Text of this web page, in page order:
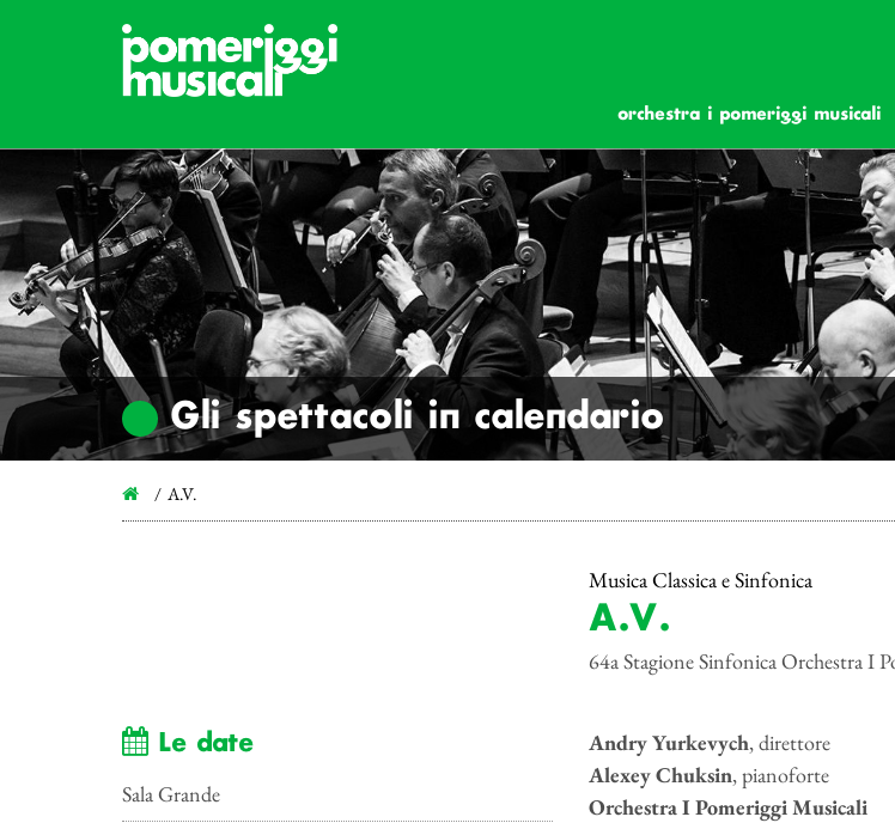
orchestra i pomeriggi musicali
Gli spettacoli in calendario
A.V.
Le date
Sala Grande
Musica Classica e Sinfonica
A.V.
64a Stagione Sinfonica Orchestra I
Andry Yurkevych, direttore
Alexey Chuksin, pianoforte
Orchestra I Pomeriggi Musicali